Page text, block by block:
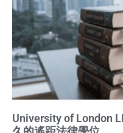
University of London